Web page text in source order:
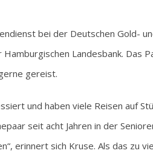
bei der Deutschen Gold-
Landesbank. Das
gereist.
und haben viele Reisen auf
seit acht Jahren in der
erinnert sich Kruse. Als das zu